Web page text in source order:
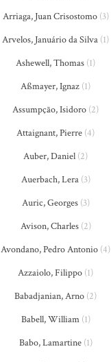
Arriaga, Juan Crisostomo(3)
Arvelos, Januário da Silva (1)
Ashewell, Thomas (1)
Aßmayer, Ignaz (1)
Assumpção, Isidoro (2)
Attaignant, Pierre (4)
Auber, Daniel (2)
Auerbach, Lera(3)
Auric, Georges(3)
Avison, Charles(2)
Avondano, Pedro Antonio (4)
Azzaiolo, Filippo (1)
Babadjanian, Arno (2)
Babell, William(1)
Babo, Lamartine(1)